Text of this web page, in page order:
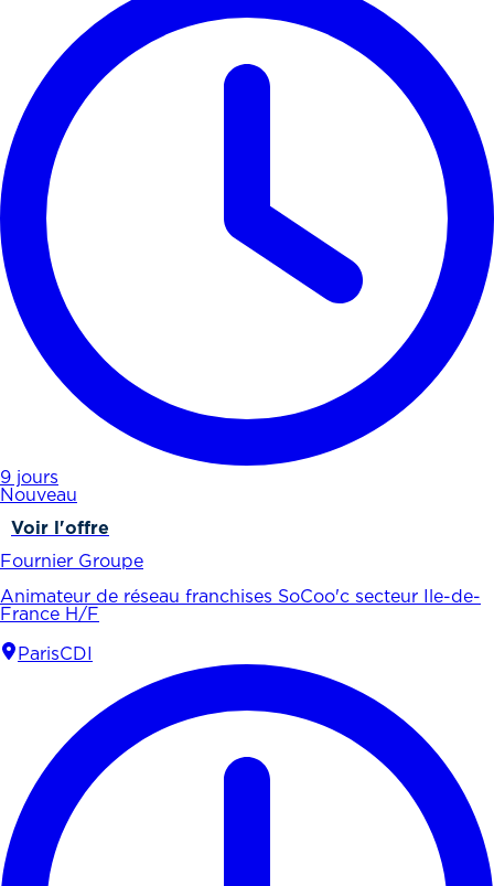
9 jours
Nouveau
Voir l'offre
Fournier Groupe
Animateur de réseau franchises SoCoo'c secteur Ile-de-
France H/F
ParisCDI